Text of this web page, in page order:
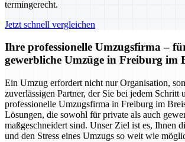
termingerecht.
Jetzt schnell vergleichen
Ihre professionelle Umzugsfirma –
gewerbliche Umzüge in Freiburg im
Ein Umzug erfordert nicht nur Organisation,
zuverlässigen Partner, der Sie bei jedem Schritt
professionelle Umzugsfirma in Freiburg im
Lösungen, die sowohl für private als auch
maßgeschneidert sind. Unser Ziel ist es, Ihnen
und den Stress eines Umzugs so weit wie